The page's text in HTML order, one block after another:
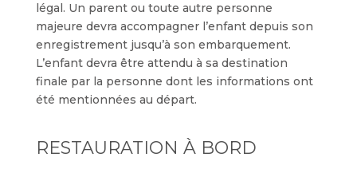
légal. Un parent ou toute autre personne
majeure devra accompagner l’enfant depuis son
enregistrement jusqu’à son embarquement.
L’enfant devra être attendu à sa destination
finale par la personne dont les informations ont
été mentionnées au départ.
RESTAURATION À BORD